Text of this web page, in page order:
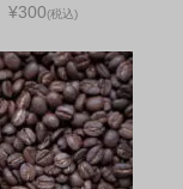
¥300(税込)